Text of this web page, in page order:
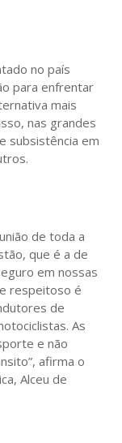
no país
para enfrentar
mais
nas grandes
subsistência em
de toda a
que é a de
em nossas
respeitoso é
de
As
e não
afirma o
Alceu de